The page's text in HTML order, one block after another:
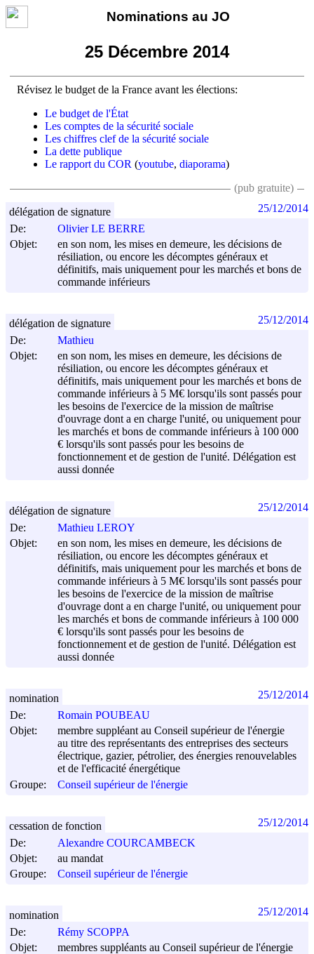
Nominations au JO
25 Décembre 2014
Révisez le budget de la France avant les élections:
Le budget de l'État
Les comptes de la sécurité sociale
Les chiffres clef de la sécurité sociale
La dette publique
Le rapport du COR (youtube, diaporama)
(pub gratuite)
De:
Olivier LE BERRE
Objet:
en son nom, les mises en demeure, les décisions de
résiliation, ou encore les décomptes généraux et
définitifs, mais uniquement pour les marchés et bons de
commande inférieurs
délégation de signature 25/12/2014
De:
Mathieu
Objet:
en son nom, les mises en demeure, les décisions de
résiliation, ou encore les décomptes généraux et
définitifs, mais uniquement pour les marchés et bons de
commande inférieurs à 5 M€ lorsqu'ils sont passés pour
les besoins de l'exercice de la mission de maîtrise
d'ouvrage dont a en charge l'unité, ou uniquement pour
les marchés et bons de commande inférieurs à 100 000
€ lorsqu'ils sont passés pour les besoins de
fonctionnement et de gestion de l'unité. Délégation est
aussi donnée
délégation de signature 25/12/2014
De:
Mathieu LEROY
Objet:
en son nom, les mises en demeure, les décisions de
résiliation, ou encore les décomptes généraux et
définitifs, mais uniquement pour les marchés et bons de
commande inférieurs à 5 M€ lorsqu'ils sont passés pour
les besoins de l'exercice de la mission de maîtrise
d'ouvrage dont a en charge l'unité, ou uniquement pour
les marchés et bons de commande inférieurs à 100 000
€ lorsqu'ils sont passés pour les besoins de
fonctionnement et de gestion de l'unité. Délégation est
aussi donnée
délégation de signature 25/12/2014
De:
Romain POUBEAU
Objet:
membre suppléant au Conseil supérieur de l'énergie
au titre des représentants des entreprises des secteurs
électrique, gazier, pétrolier, des énergies renouvelables
et de l'efficacité énergétique
Groupe:
Conseil supérieur de l'énergie
nomination 25/12/2014
De:
Alexandre COURCAMBECK
Objet:
au mandat
Groupe:
Conseil supérieur de l'énergie
cessation de fonction 25/12/2014
De:
Rémy SCOPPA
Objet:
membres suppléants au Conseil supérieur de l'énergie
nomination 25/12/2014